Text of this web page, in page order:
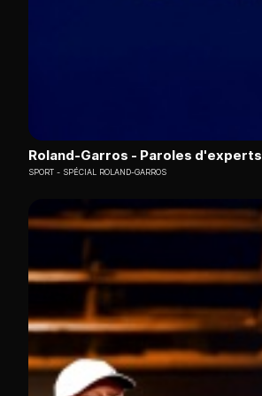
Roland-Garros - Paroles d'experts
SPORT SPÉCIAL ROLAND-GARROS